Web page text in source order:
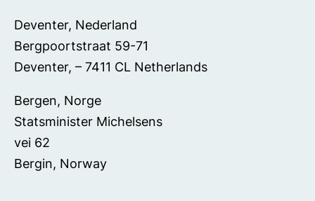
Deventer, Nederland
Bergpoortstraat 59-71
Deventer, – 7411 CL Netherlands
Bergen, Norge
Statsminister Michelsens
vei 62
Bergin, Norway